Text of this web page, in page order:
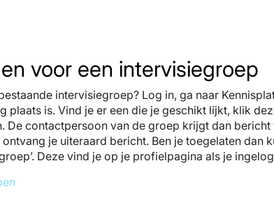
voor een intervisiegroep
intervisiegroep? Log in, ga naar
plaats is. Vind je er een die je geschikt lijkt, klik
De contactpersoon van de groep krijgt dan
je uiteraard bericht. Ben je toegelaten dan
Deze vind je op je profielpagina als je